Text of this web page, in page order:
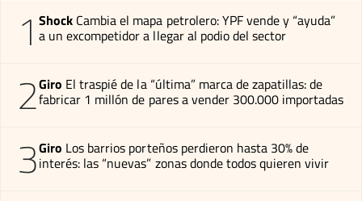
1 Shock Cambia el mapa petrolero: YPF vende y “ayuda”
a un excompetidor a llegar al podio del sector
2Giro El traspié de la “última” marca de zapatillas: de
fabricar 1 millón de pares a vender 300.000 importadas
3Giro Los barrios porteños perdieron hasta 30% de
interés: las “nuevas” zonas donde todos quieren vivir